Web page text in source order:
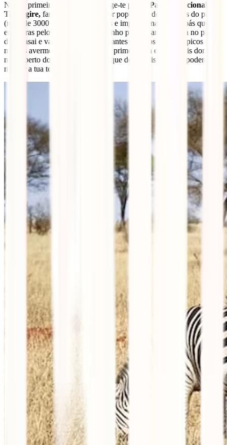
No teu primeiro dia de safari, dirige-te para o
Parque Nacional de
Tarangire, famoso por ter a maior população de elefantes do país
(mais de 3000) e pelos numerosos e impressionantes baobás que
encontras pelo caminho. No caminho para o parque, entra no país
dos Masai e vais ver os seus habitantes vestidos com os típicos
mantos avermelhados. Este será o primeiro dia em que vais dormir
muito perto dos animais, num parque de campismo onde poderás
montar a tua tenda.